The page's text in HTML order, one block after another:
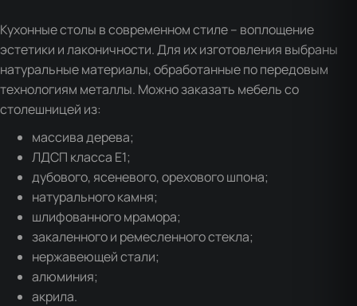
Кухонные столы в современном стиле – воплощение
эстетики и лаконичности. Для их изготовления выбраны
натуральные материалы, обработанные по передовым
технологиям металлы. Можно заказать мебель со
столешницей из:
массива дерева;
ЛДСП класса Е1;
дубового, ясеневого, орехового шпона;
натурального камня;
шлифованного мрамора;
закаленного и ремесленного стекла;
нержавеющей стали;
алюминия;
акрила.